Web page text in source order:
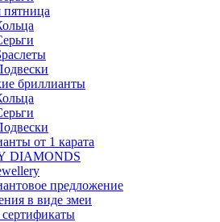
пятница
бриллианты
от 1 карата
DIAMONDS
предложение
в виде змеи